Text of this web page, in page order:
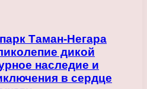
Таман-Негара
дикой
наследие и
в сердце